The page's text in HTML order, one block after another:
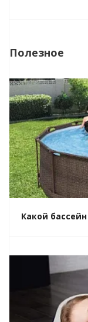
Полезное
Какой